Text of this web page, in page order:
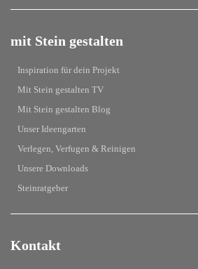
mit Stein gestalten
Inspiration für dein Projekt
Mit Stein gestalten TV
Mit Stein gestalten Blog
Unser Ideengarten
Verlegen, Verfugen & Reinigen
Unsere Downloads
Steinratgeber
Kontakt